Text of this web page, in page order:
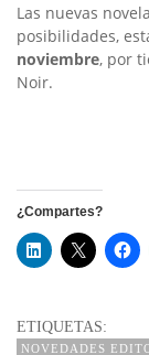
Las nuevas
posibilidades,
noviembre, por
Noir.
¿Compartes?
ETIQUETAS:
NOVEDADES